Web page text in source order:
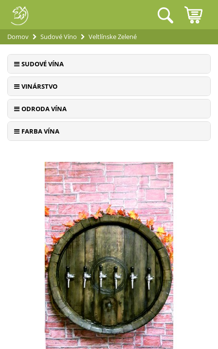
Domov Sudové Víno Veltlínske Zelené
SUDOVÉ VÍNA
VINÁRSTVO
ODRODA VÍNA
FARBA VÍNA